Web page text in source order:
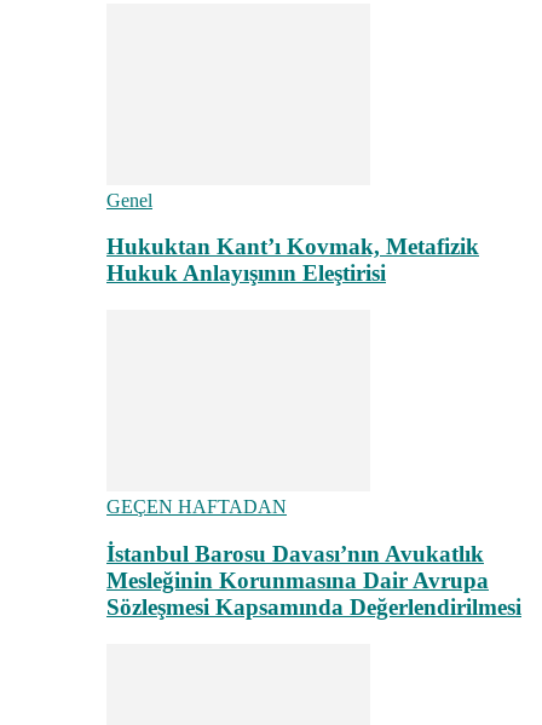
Genel
Hukuktan Kant’ı Kovmak, Metafizik
Hukuk Anlayışının Eleştirisi
GEÇEN HAFTADAN
İstanbul Barosu Davası’nın Avukatlık
Mesleğinin Korunmasına Dair Avrupa
Sözleşmesi Kapsamında Değerlendirilmesi